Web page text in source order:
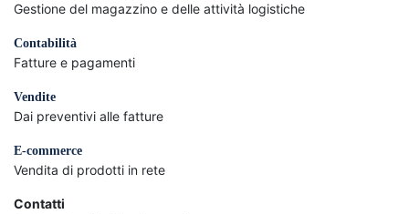
Gestione del magazzino e delle attività logistiche
Contabilità
Fatture e pagamenti
Vendite
Dai preventivi alle fatture
E-commerce
Vendita di prodotti in rete
Contatti